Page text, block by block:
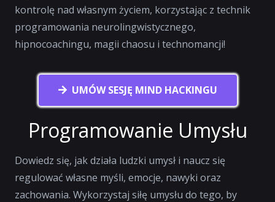
kontrolę nad własnym życiem, korzystając z technik
programowania neurolingwistycznego,
hipnocoachingu, magii chaosu i technomancji!
UMÓW SESJĘ MIND HACKINGU
Programowanie Umysłu
Dowiedz się, jak działa ludzki umysł i naucz się
regulować własne myśli, emocje, nawyki oraz
zachowania. Wykorzystaj siłę umysłu do tego, by